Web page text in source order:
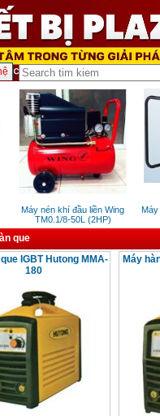
Máy nén khí đầu liền Wing
TM0.1/8-50L (2HP)
Máy
que
IGBT Hutong MMA-
180
Máy